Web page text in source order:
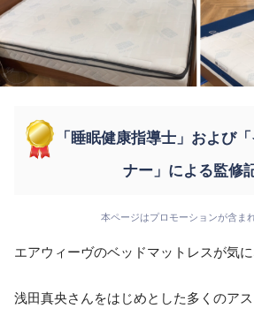
「睡眠健康指導士」および
ナー」による監修
本ページはプロモーションが含ま
エアウィーヴのベッドマットレスが気に
浅田真央さんをはじめとした多くのア